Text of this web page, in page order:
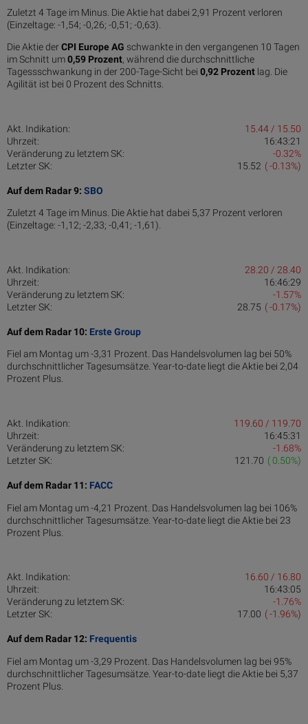
Zuletzt 4 Tage im Minus. Die Aktie hat dabei 2,91 Prozent verloren
(Einzeltage: -1,54; -0,26; -0,51; -0,63).
Die Aktie derCPI Europe AG schwankte in den vergangenen 10 Tagen
im Schnitt um0,59 Pro­zent, während die durchschnittliche
Tagessschwankung in der 200-Tage-Sicht bei 0,92 Prozent lag. Die
Agilität ist bei 0 Prozent des Schnitts.
Akt. Indikation:
15.44 / 15.50
Uhrzeit:
16:43:21
Veränderung zu letztem SK:
-0.32%
Letzter SK:
( -0.13%)
15.52
Auf dem Radar 9: SBO
Zuletzt 4 Tage im Minus. Die Aktie hat dabei 5,37 Prozent verloren
(Einzeltage: -1,12; -2,33; -0,41; -1,61).
Akt. Indikation:
28.20 / 28.40
Uhrzeit:
16:46:29
Veränderung zu letztem SK:
-1.57%
Letzter SK:
( -0.17%)
28.75
Auf dem Radar 10: Erste Group
Fiel am Montag um -3,31 Prozent. Das Handelsvolumen lag bei 50%
durchschnittlicher Tagesumsätze. Year-to-date liegt die Aktie bei 2,04
Prozent Plus.
Akt. Indikation:
119.60 / 119.70
Uhrzeit:
16:45:31
Veränderung zu letztem SK:
-1.68%
Letzter SK:
( 0.50%)
121.70
Auf dem Radar 11: FACC
Fiel am Montag um -4,21 Prozent. Das Handelsvolumen lag bei 106%
durchschnittlicher Tagesumsätze. Year-to-date liegt die Aktie bei 23
Prozent Plus.
Akt. Indikation:
16.60 / 16.80
Uhrzeit:
16:43:05
Veränderung zu letztem SK:
-1.76%
Letzter SK:
( -1.96%)
17.00
Auf dem Radar 12: Frequentis
Fiel am Montag um -3,29 Prozent. Das Handelsvolumen lag bei 95%
durchschnittlicher Tagesumsätze. Year-to-date liegt die Aktie bei 5,37
Prozent Plus.